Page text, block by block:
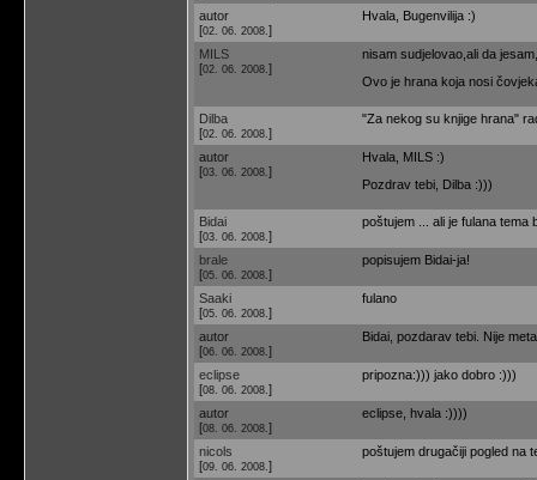
autor
[02. 06. 2008. ]
Hvala, Bugenvilija :)
MILS
[02. 06. 2008. ]
nisam sudjelovao,ali da
Ovo je hrana koja nosi
Dilba
[02. 06. 2008. ]
"Za nekog su knjige hrana"
autor
[03. 06. 2008. ]
Hvala, MILS :)
Pozdrav tebi, Dilba :)))
Bidai
[03. 06. 2008. ]
poštujem ... ali je fulana
brale
[05. 06. 2008. ]
popisujem Bidai-ja!
Saaki
[05. 06. 2008. ]
fulano
autor
[06. 06. 2008. ]
Bidai, pozdarav tebi. Nije
eclipse
[08. 06. 2008. ]
pripozna:))) jako dobro :)))
autor
[08. 06. 2008. ]
eclipse, hvala :))))
nicols
[09. 06. 2008. ]
poštujem drugačiji pogled na